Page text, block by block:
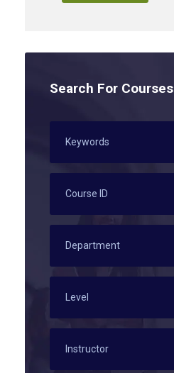
Search For Courses